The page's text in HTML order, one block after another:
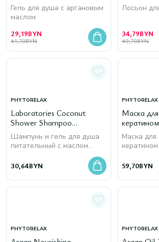
Гель для душа с аргановым
маслом
29,19BYN
41,70BYN
Лосьон
34,79BYN
49,70BYN
PHYTORELAX
Laboratories Coconut
Shower Shampoo
Nourishing & Enveloping 2
в1, 250 мл
Шампунь и гель для душа
питательный с маслом
30,64BYN
PHYTORELAX
Маска
кератином
Keratin
мл
Маска для
кератином
59,70BYN
PHYTORELAX PHYTORELAX